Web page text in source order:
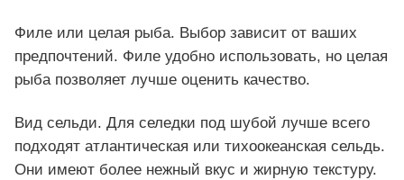
Филе или целая рыба. Выбор зависит от ваших
предпочтений. Филе удобно использовать, но целая
рыба позволяет лучше оценить качество.
Вид сельди. Для селедки под шубой лучше всего
подходят атлантическая или тихоокеанская сельдь.
Они имеют более нежный вкус и жирную текстуру.